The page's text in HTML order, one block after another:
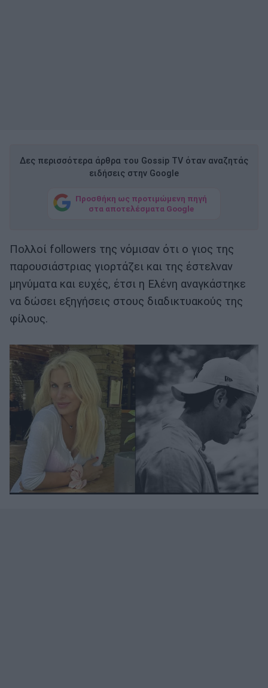
Δες περισσότερα άρθρα του Gossip TV όταν αναζητάς
ειδήσεις στην Google
Προσθήκη ως προτιμώμενη πηγή
στα αποτελέσματα Google
Πολλοί followers της νόμισαν ότι ο γιος της
παρουσιάστριας γιορτάζει και της έστελναν
μηνύματα και ευχές, έτσι η Ελένη αναγκάστηκε
να δώσει εξηγήσεις στους διαδικτυακούς της
φίλους.